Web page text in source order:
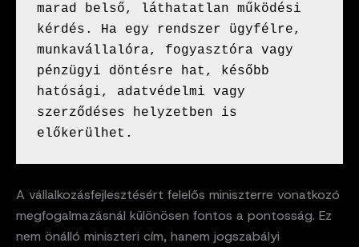
marad belső, láthatatlan működési
kérdés. Ha egy rendszer ügyfélre,
munkavállalóra, fogyasztóra vagy
pénzügyi döntésre hat, később
hatósági, adatvédelmi vagy
szerződéses helyzetben is
előkerülhet.
A vállalkozásfejlesztésért felelős miniszterre vonatkozó
megfogalmazásnál különösen fontos a pontosság. Ez
nem önálló miniszteri cím, hanem jogszabályi